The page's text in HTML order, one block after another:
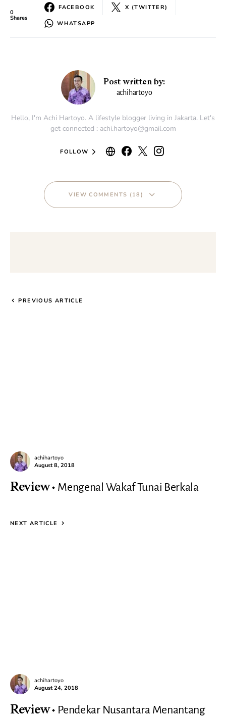
0
Shares
FACEBOOK X (TWITTER)
WHATSAPP
Post written by:
achihartoyo
Hello, I'm Achi Hartoyo. A lifestyle blogger living in Jakarta. Let's
get connected : achi.hartoyo@gmail.com
FOLLOW
VIEW COMMENTS (18)
PREVIOUS ARTICLE
achihartoyo
August 8, 2018
Review Mengenal Wakaf Tunai Berkala
NEXT ARTICLE
achihartoyo
August 24, 2018
Review
Pendekar Nusantara Menantang